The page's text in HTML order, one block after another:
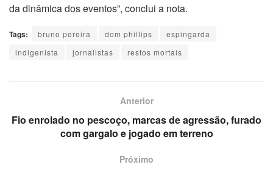
da dinâmica dos eventos”, conclui a nota.
Tags: bruno pereira dom phillips
espingarda
indigenista
jornalistas restos mortais
Anterior
Fio enrolado no pescoço, marcas de agressão, furado
com gargalo e jogado em terreno
Próximo